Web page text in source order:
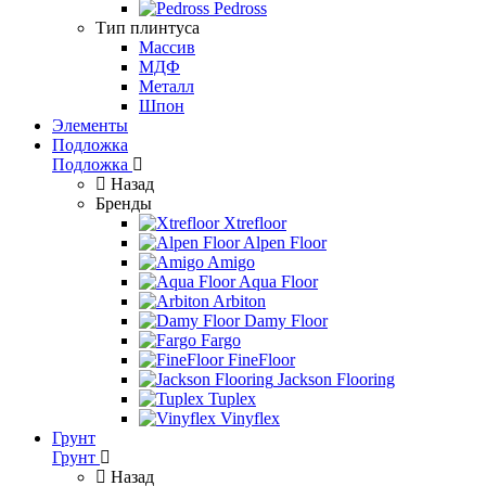
Pedross
Тип плинтуса
Массив
МДФ
Металл
Шпон
Элементы
Подложка
Подложка
Назад
Бренды
Xtrefloor
Alpen Floor
Amigo
Aqua Floor
Arbiton
Damy Floor
Fargo
FineFloor
Jackson Flooring
Tuplex
Vinyflex
Грунт
Грунт
Назад